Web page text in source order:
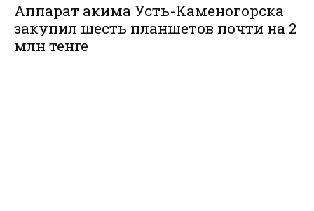
Аппарат акима Усть-Каменогорска
закупил шесть планшетов почти на 2
млн тенге